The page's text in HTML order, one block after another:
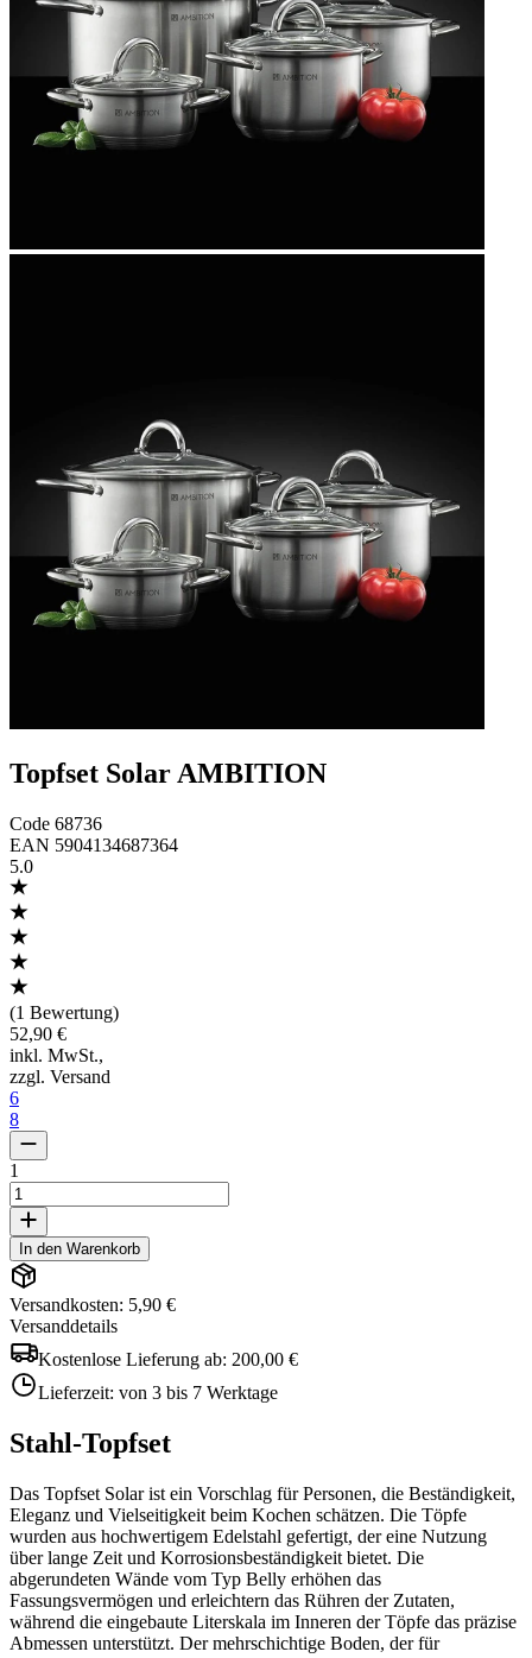
Topfset Solar AMBITION
Code 68736
EAN 5904134687364
5.0
(1 Bewertung)
52,90 €
inkl. MwSt.,
zzgl. Versand
6
8
1
In den Warenkorb
Versandkosten: 5,90 €
Versanddetails
Kostenlose Lieferung ab: 200,00 €
Lieferzeit: von 3 bis 7 Werktage
Stahl-Topfset
Das Topfset Solar ist ein Vorschlag für Personen, die Beständigkeit,
Eleganz und Vielseitigkeit beim Kochen schätzen. Die Töpfe
wurden aus hochwertigem Edelstahl gefertigt, der eine Nutzung
über lange Zeit und Korrosionsbeständigkeit bietet. Die
abgerundeten Wände vom Typ Belly erhöhen das
Fassungsvermögen und erleichtern das Rühren der Zutaten,
während die eingebaute Literskala im Inneren der Töpfe das präzise
Abmessen unterstützt. Der mehrschichtige Boden, der für